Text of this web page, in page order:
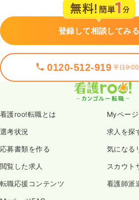
登録して相談してみる
0120-512-919 平日
看護roo!転職とは Myページ
選考状況 求人を探
応募書類を作る 気になる
閲覧した求人 スカウト
転職応援コンテンツ 看護師派